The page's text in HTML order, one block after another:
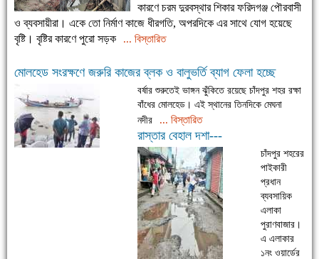
কারণে চরম দুরবস্থার শিকার ফরিদগঞ্জ পৌরবাসী
ও ব্যবসায়ীরা। একে তো নির্মাণ কাজে ধীরগতি, অপরদিকে এর সাথে যোগ হয়েছে
বৃষ্টি। বৃষ্টির কারণে পুরো সড়ক
... বিস্তারিত
মোলহেড সংরক্ষণে জরুরি কাজের ব্লক ও বালুভর্তি ব্যাগ ফেলা হচ্ছে
বর্ষার শুরুতেই ভাঙ্গন ঝুঁকিতে রয়েছে চাঁদপুর শহর রক্ষা
বাঁধের মোলহেড। এই স্থানের তিনদিকে মেঘনা
নদীর
... বিস্তারিত
রাস্তার বেহাল দশা---
চাঁদপুর শহরের
পাইকারী
প্রধান
ব্যবসায়িক
এলাকা
পুরাণবাজার।
এ এলাকার
১নং ওয়ার্ডের